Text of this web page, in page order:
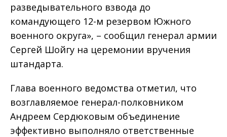
разведывательного взвода до
командующего 12-м резервом Южного
военного округа», – сообщил генерал армии
Сергей Шойгу на церемонии вручения
штандарта.
Глава военного ведомства отметил, что
возглавляемое генерал-полковником
Андреем Сердюковым объединение
эффективно выполняло ответственные